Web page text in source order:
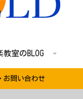
教室のBLOG
お問い合わせ